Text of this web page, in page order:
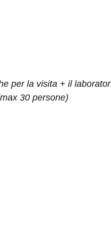
per la visita + il
30 persone)